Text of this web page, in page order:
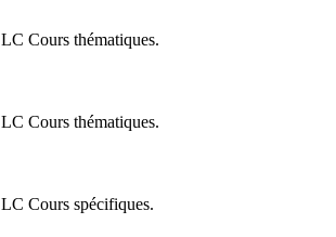
LC Cours thématiques.
LC Cours thématiques.
LC Cours spécifiques.